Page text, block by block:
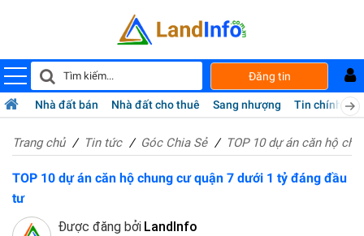
Đăng tin
Nhà đất bán Nhà đất cho thuê Sang nhượng Tin chính chủ
Trang chủ Tin tức Góc Chia Sẻ TOP 10 dự án căn hộ
TOP 10 dự án căn hộ chung cư quận 7 dưới 1 tỷ đáng đầu
tư
Được đăng bởi LandInfo